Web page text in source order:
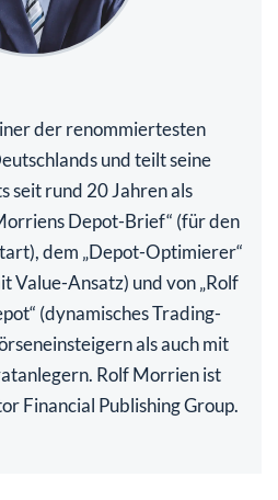
der renommiertesten
und teilt seine
seit rund 20 Jahren als
Depot-Brief“ (für den
dem „Depot-Optimierer“
Value-Ansatz) und von „Rolf
(dynamisches Trading-
als auch mit
Rolf Morrien ist
Financial Publishing Group.